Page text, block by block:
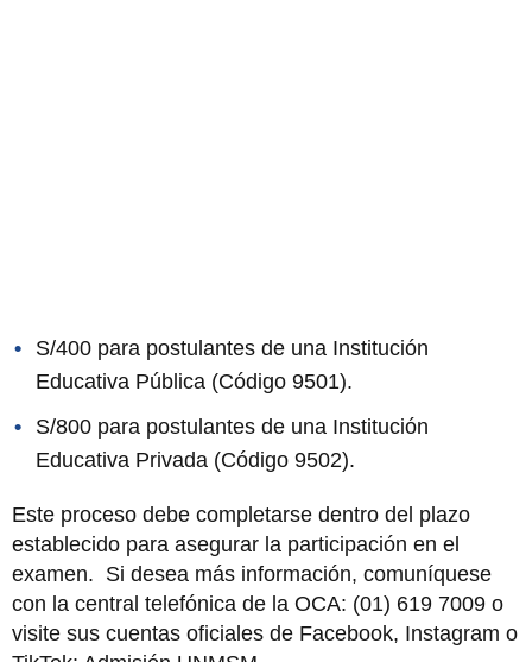
S/400 para postulantes de una Institución
Educativa Pública (Código 9501).
S/800 para postulantes de una Institución
Educativa Privada (Código 9502).
Este proceso debe completarse dentro del plazo
establecido para asegurar la participación en el
examen. Si desea más información, comuníquese
con la central telefónica de la OCA: (01) 619 7009 o
visite sus cuentas oficiales de Facebook, Instagram o